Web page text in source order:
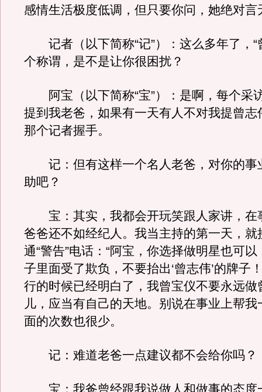
感情生活极度低调，但只要你问，她绝对言
记者（以下简称“记”）：这么多年了，“
个称谓，是不是让你很困扰？
阿宝（以下简称“宝”）：是啊，每个采
提到我老爸，如果有一天有人不对我提曾志
那个记者握手。
记：但有这样一个名人老爸，对你的事
助吧？
宝：其实，我都会开玩笑跟人家讲，在
爸爸还不如经纪人。我当主持的第一天，就
通“警告”电话：“阿宝，你选择做明星也可
子里面受了欺负，不要抬出‘曾志伟’的牌子
行的时候已经明白了，我曾宝仪不要永远做
儿，应当有自己的天地。别说在事业上帮我
面的次数也很少。
记：难道老爸一点建议都不会给你吗？
宝：我爸曾经跟我说做人和做事的态度